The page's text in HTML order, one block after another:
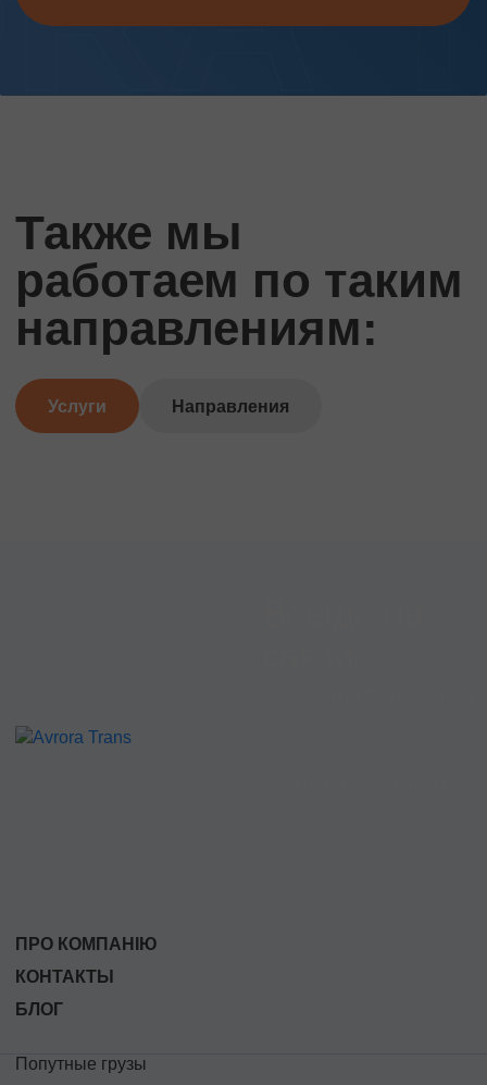
Также мы
работаем по таким
направлениям:
Услуги Направления
ПРО КОМПАНІЮ
КОНТАКТЫ
БЛОГ
Попутные грузы